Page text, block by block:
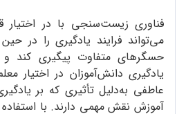
فناوری زیست‌سنجی با در اختیار
می‌تواند فرایند یادگیری را در
حسگرهای متفاوت پیگیری کند و
یادگیری دانش‌آموزان در اختیار
عاطفی به‌دلیل تأثیری که بر
آموزش نقش مهمی دارند. با